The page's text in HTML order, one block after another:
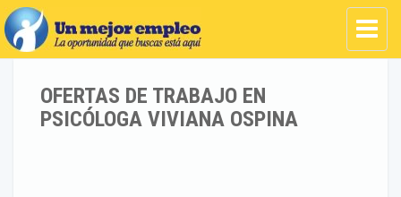
OFERTAS DE TRABAJO EN
PSICÓLOGA VIVIANA OSPINA